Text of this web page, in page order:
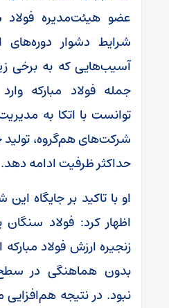
عضو هیئت‌مدیره فولاد
شرایط دشوار
آسیب‌هایی که به برخی
جمله فولاد مبارکه
توانست با اتکا به
شرکت‌های هم‌گروه، تولید
حداکثر ظرفیت ادامه دهد.
او با تاکید بر جایگاه
اظهار کرد: فولاد سنگان
زنجیره ارزش فولاد
بدون هماهنگی در
نبود. در نتیجه